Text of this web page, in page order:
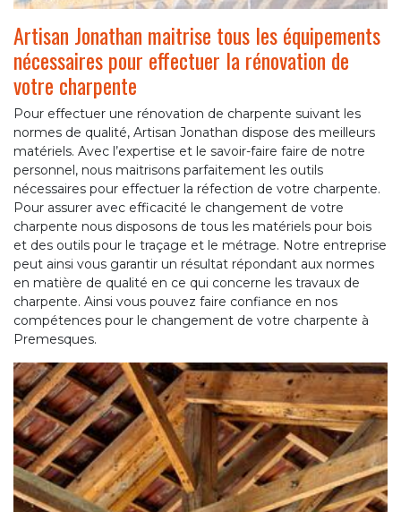
Artisan Jonathan maitrise tous les équipements
nécessaires pour effectuer la rénovation de
votre charpente
Pour effectuer une rénovation de charpente suivant les
normes de qualité, Artisan Jonathan dispose des meilleurs
matériels. Avec l’expertise et le savoir-faire faire de notre
personnel, nous maitrisons parfaitement les outils
nécessaires pour effectuer la réfection de votre charpente.
Pour assurer avec efficacité le changement de votre
charpente nous disposons de tous les matériels pour bois
et des outils pour le traçage et le métrage. Notre entreprise
peut ainsi vous garantir un résultat répondant aux normes
en matière de qualité en ce qui concerne les travaux de
charpente. Ainsi vous pouvez faire confiance en nos
compétences pour le changement de votre charpente à
Premesques.